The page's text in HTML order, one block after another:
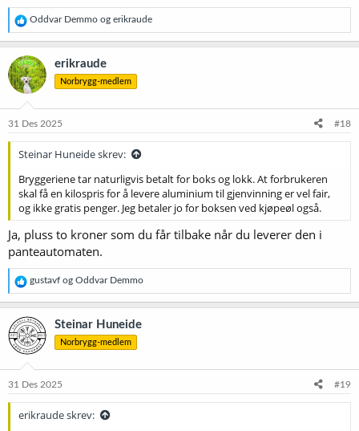
R
e
a
k
s
j
o
e
Oddvar Demmo og erikraude
erikraude
Norbrygg-medlem
31 Des 2025 #18
Steinar Huneide skrev:
Bryggeriene tar naturligvis betalt for boks og lokk. At forbrukeren
skal få en kilospris for å levere aluminium til gjenvinning er vel fair,
og ikke gratis penger. Jeg betaler jo for boksen ved kjøpeøl også.
Ja, pluss to kroner som du får tilbake når du leverer den i
panteautomaten.
R
e
a
k
s
j
o
e
gustavf og Oddvar Demmo
Steinar Huneide
Norbrygg-medlem
31 Des 2025 #19
erikraude skrev: